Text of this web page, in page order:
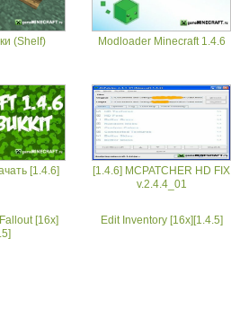
(Shelf) Modloader Minecraft 1.4.6
[1.4.6]
[1.4.6] MCPATCHER HD FIX
v.2.4.4_01
[16x]
Edit Inventory [16x][1.4.5]